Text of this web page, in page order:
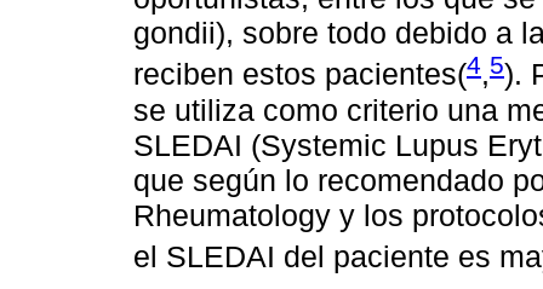
gondii), sobre todo debido a
reciben estos pacientes(4,5).
se utiliza como criterio una
SLEDAI (Systemic Lupus
que según lo recomendado
Rheumatology y los
el SLEDAI del paciente es